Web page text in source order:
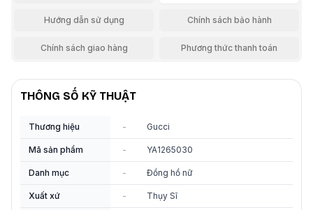
Hướng dẫn sử dụng Chính sách bảo hành
Chính sách giao hàng Phương thức thanh toán
THÔNG SỐ KỸ THUẬT
Thương hiệu - Gucci
Mã sản phẩm - YA1265030
Danh mục - Đồng hồ nữ
Xuất xứ - Thụy Sĩ